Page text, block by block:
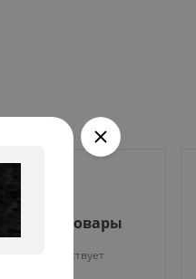
на все товары
действует